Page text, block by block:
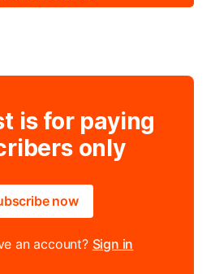
is for paying
only
now
an account? Sign in